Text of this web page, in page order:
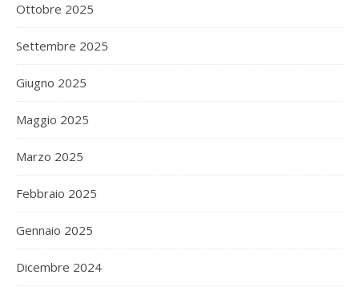
Ottobre 2025
Settembre 2025
Giugno 2025
Maggio 2025
Marzo 2025
Febbraio 2025
Gennaio 2025
Dicembre 2024